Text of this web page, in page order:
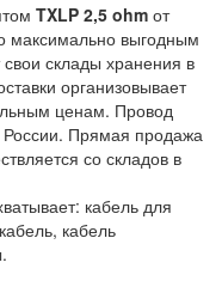
TXLP 2,5 ohm от
максимально выгодным
склады хранения в
организовывает
ценам. Провод
России. Прямая продажа
со складов в
кабель для
кабель